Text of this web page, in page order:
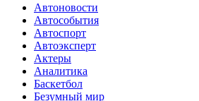
Автоновости
Автособытия
Автоспорт
Автоэксперт
Актеры
Аналитика
Баскетбол
Безумный мир